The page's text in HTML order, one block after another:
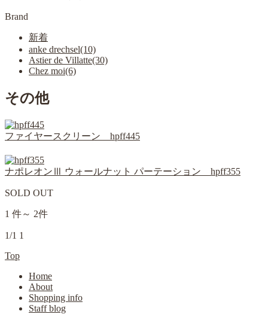
Brand
新着
anke drechsel(10)
Astier de Villatte(30)
Chez moi(6)
その他
ファイヤースクリーン hpff445
ナポレオンⅢ ウォールナット パーテーション hpff355
SOLD OUT
1 件～ 2件
1/1 1
Top
Home
About
Shopping info
Staff blog